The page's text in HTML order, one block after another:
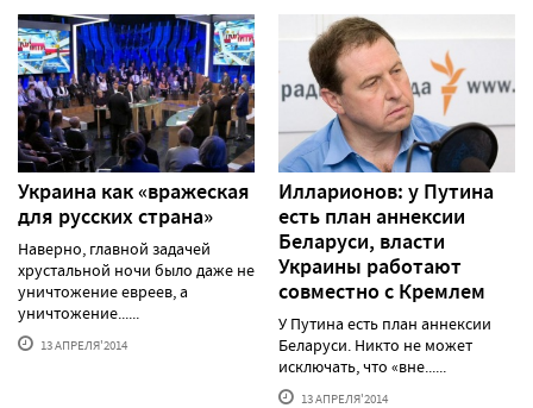
Украина как «вражеская
для русских страна»
Наверно, главной задачей
хрустальной ночи было даже не
уничтожение евреев, а
уничтожение......
13 АПРЕЛЯ'2014
Илларионов: у Путина
есть план аннексии
Беларуси, власти
Украины работают
совместно с Кремлем
У Путина есть план аннексии
Беларуси. Никто не может
исключать, что «вне......
13 АПРЕЛЯ'2014